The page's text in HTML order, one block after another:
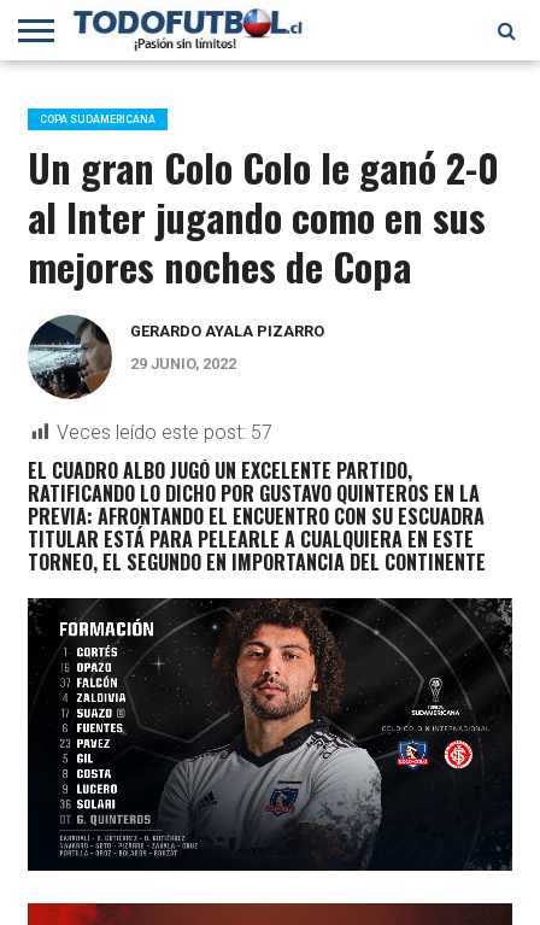
PRIMERA
B
SELECCIÓN
CHILENA
CHILENOS
EN EL
MUNDO
FÚTBOL
INTERNACIONAL
COPA SUDAMERICANA
Un gran Colo Colo le ganó 2-0
al Inter jugando como en sus
mejores noches de Copa
GERARDO AYALA PIZARRO
29 JUNIO, 2022
Veces leído este post: 57
EL CUADRO ALBO JUGÓ UN EXCELENTE PARTIDO,
RATIFICANDO LO DICHO POR GUSTAVO QUINTEROS EN LA
PREVIA: AFRONTANDO EL ENCUENTRO CON SU ESCUADRA
TITULAR ESTÁ PARA PELEARLE A CUALQUIERA EN ESTE
TORNEO, EL SEGUNDO EN IMPORTANCIA DEL CONTINENTE